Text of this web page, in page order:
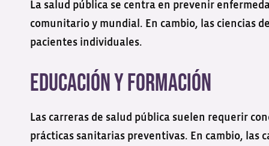
La salud pública se centra en prevenir
comunitario y mundial. En cambio, las ciencias
pacientes individuales.
Educación y Formación
Las carreras de salud pública suelen requerir
prácticas sanitarias preventivas. En cambio, las